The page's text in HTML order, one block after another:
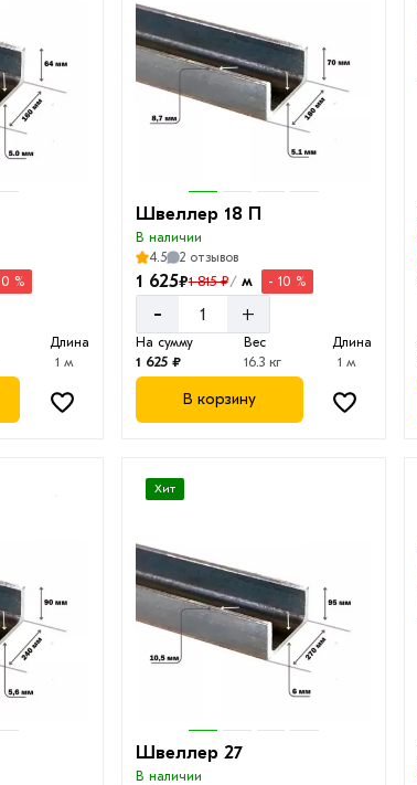
%
Длина
1 м
Швеллер 18 П
В наличии
4.5
2 отзывов
1 625₽1 815 ₽/м - 10 %
- +
На сумму
1 625 ₽
Вес
16.3 кг
Длина
1 м
В корзину
Хит
Швеллер 27
В наличии